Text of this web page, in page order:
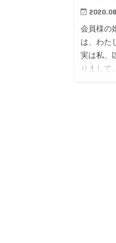
会員様の
は、わた
実は私、
りまして